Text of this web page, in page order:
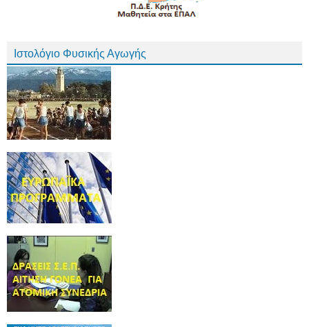
Ιστολόγιο Φυσικής Αγωγής